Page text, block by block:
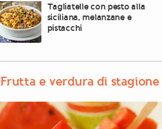
Tagliatelle con pesto alla
siciliana, melanzane e
pistacchi
Frutta e verdura di stagione